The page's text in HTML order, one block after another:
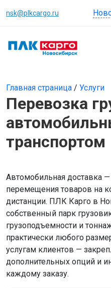
nsk@plkcargo.ru
Главная страница / Услуги
Перевозка
транспортом
Автомобильная доставка
перемещения товаров на
дистанции. ПЛК Карго в
собственный парк
грузоподъемности и
практически любого
услугам клиентов —
дополнительных опций и
каждому заказу.